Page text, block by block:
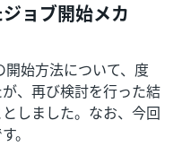
ョブ開始メカ
始方法について、度
、再び検討を行った結
しました。なお、今回
。